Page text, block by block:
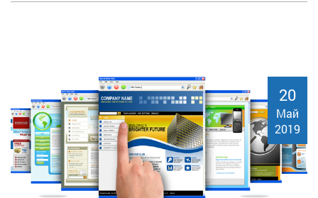
20
Май
2019